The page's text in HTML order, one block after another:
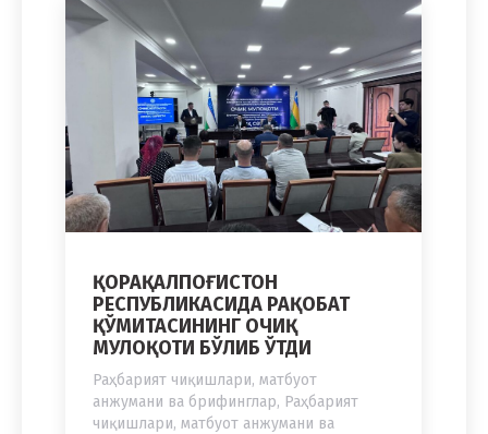
ҚОРАҚАЛПОҒИСТОН
РЕСПУБЛИКАСИДА РАҚОБАТ
ҚЎМИТАСИНИНГ ОЧИҚ
МУЛОҚОТИ БЎЛИБ ЎТДИ
Раҳбарият чиқишлари, матбуот
анжумани ва брифинглар, Раҳбарият
чиқишлари, матбуот анжумани ва